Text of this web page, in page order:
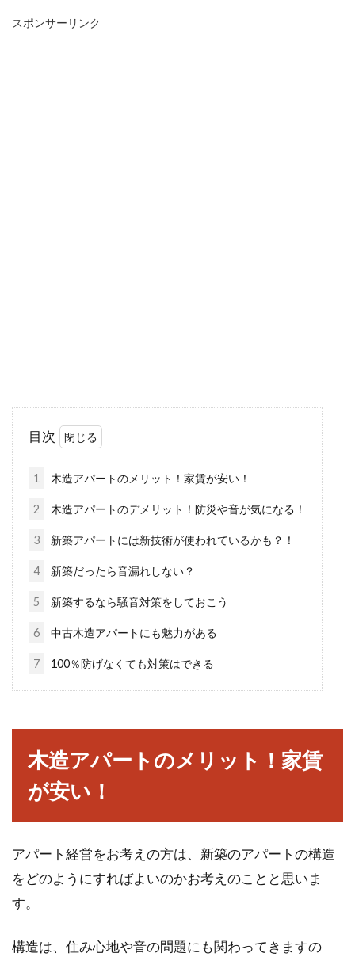
カビ対策！その効果とは？
寒い冬の時期に、窓に起こる現象といったら
「結露」ではないでしょうか。室内を暖めると
泥棒を入れさせない！窓のストッパ
四季折々のなかでも、春や秋などに窓を開けて
過ごすのはとても気持ちがいいものですよね。
ですが、...
知って効率の良い作業を！
たい！」と思っているオーナーもいるのではな
メリットデメリットとは
スポンサーリンク
目次
1 木造アパートのメリット！家賃が安い！
2 木造アパートのデメリット！防災や音が気になる！
3 新築アパートには新技術が使われているかも？！
4 新築だったら音漏れしない？
5 新築するなら騒音対策をしておこう
6 中古木造アパートにも魅力がある
7 100％防げなくても対策はできる
木造アパートのメリット！家賃
が安い！
アパート経営をお考えの方は、新築のアパートの構造
をどのようにすればよいのかお考えのことと思いま
す。
構造は、住み心地や音の問題にも関わってきますの